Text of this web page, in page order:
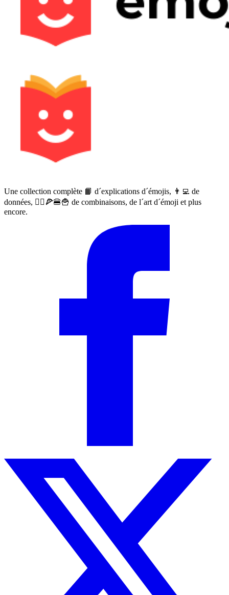
Une collection complète 📙 d´explications d´émojis, 👨‍💻 de
données, 🙅‍♀️🍕🍔🍟 de combinaisons, de l´art d´émoji et plus
encore.